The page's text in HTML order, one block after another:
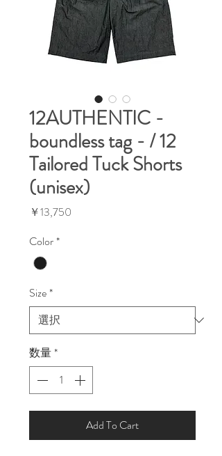
12AUTHENTIC -
boundless tag - / 12
Tailored Tuck Shorts
(unisex)
￥13,750
Color*
Size*
数量*
Add To Cart